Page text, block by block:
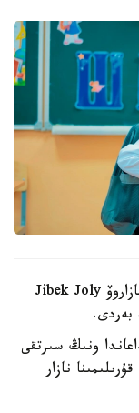
بۇل تۋرالى ورتوپەد-تراۆماتولوگ ولجاس باينازاروۆ Jibek Joly
بەردى.
ونىڭ سىرتقى
نازار